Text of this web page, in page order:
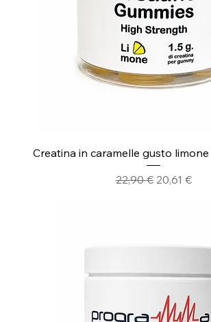
Creatina in caramelle gusto
Prezzo regolare
22,90 € Prezzo
20,61 €